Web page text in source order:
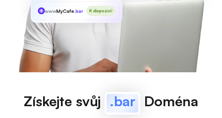
wwwMyCafe.bar K dispozici!
Získejte svůj .bar Doména